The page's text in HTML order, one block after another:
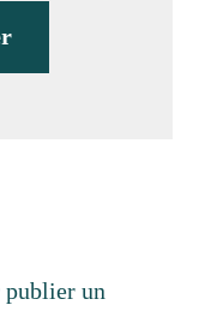
publier un